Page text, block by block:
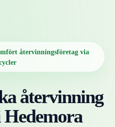
återvinningsföretag via
återvinning
Hedemora